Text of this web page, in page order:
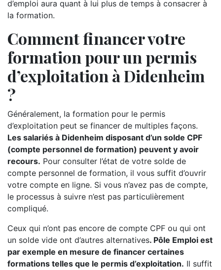
d’emploi aura quant à lui plus de temps à consacrer à
la formation.
Comment financer votre
formation pour un permis
d’exploitation à Didenheim
?
Généralement, la formation pour le permis
d’exploitation peut se financer de multiples façons.
Les salariés à Didenheim disposant d’un solde CPF
(compte personnel de formation) peuvent y avoir
recours. Pour consulter l’état de votre solde de
compte personnel de formation, il vous suffit d’ouvrir
votre compte en ligne. Si vous n’avez pas de compte,
le processus à suivre n’est pas particulièrement
compliqué.
Ceux qui n’ont pas encore de compte CPF ou qui ont
un solde vide ont d’autres alternatives. Pôle Emploi est
par exemple en mesure de financer certaines
formations telles que le permis d’exploitation. Il suffit